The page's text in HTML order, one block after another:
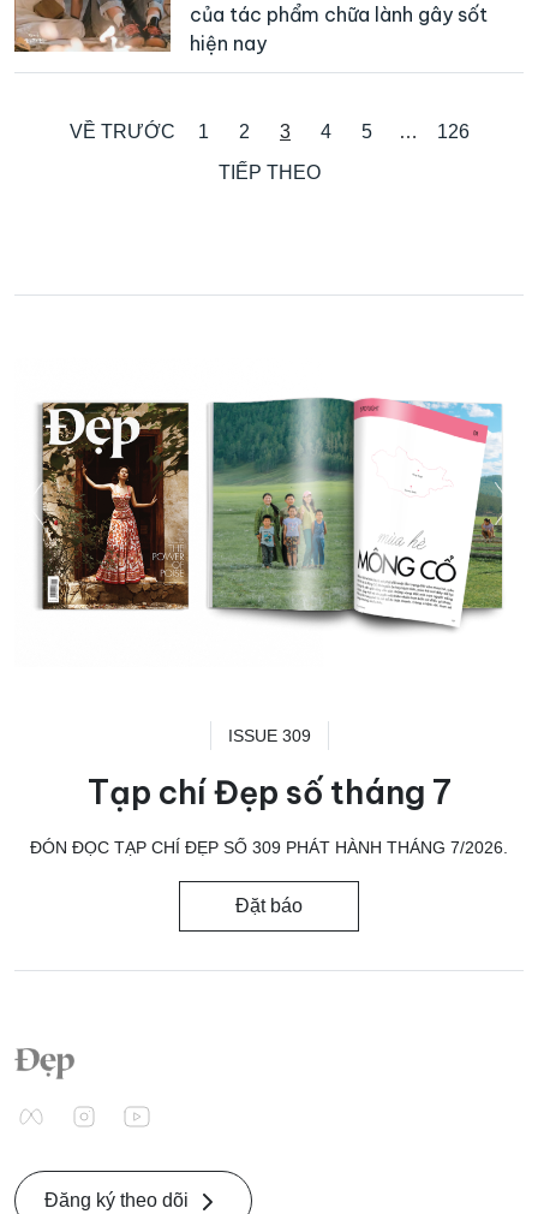
của tác phẩm chữa lành gây sốt
hiện nay
VỀ TRƯỚC 1 2 3 4 5 …
126
TIẾP THEO
ISSUE 309
Tạp chí Đẹp số tháng 7
ĐÓN ĐỌC TẠP CHÍ ĐẸP SỐ 309 PHÁT HÀNH THÁNG 7/2026.
Đặt báo
Đăng ký theo dõi